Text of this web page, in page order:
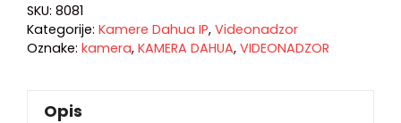
SKU: 8081
Kategorije: Kamere Dahua IP, Videonadzor
Oznake: kamera, KAMERA DAHUA, VIDEONADZOR
Opis